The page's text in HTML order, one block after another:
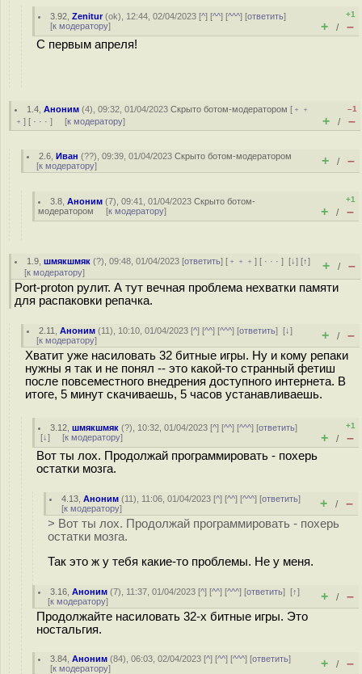
3.92 ,Zenitur(ok), 12:44, 02/04/2023 [^] [^^] [^^^] [ответить]
[к модератору]
+1
+ / –
С первым апреля!
1.4 ,Аноним (4), 09:32, 01/04/2023Скрыто ботом-модератором [ ﹢﹢
﹢ ] [ · · · ] [к модератору]
–1
+ / –
2.6 ,Иван (??), 09:39, 01/04/2023Скрыто ботом-модератором
[к модератору] + / –
3.8 ,Аноним (7), 09:41, 01/04/2023Скрыто ботом-
модератором [к модератору]
+1
+ / –
1.9 ,шмякшмяк (?), 09:48, 01/04/2023 [ответить] [ ﹢﹢﹢] [ · · ·][↓] [↑]
[к модератору] + / –
Port-proton рулит. А тут вечная проблема нехватки памяти
для распаковки репачка.
2.11 ,Аноним (11), 10:10, 01/04/2023 [^] [^^] [^^^] [ответить][↓]
[к модератору] + / –
Хватит уже насиловать 32 битные игры. Ну и кому репаки
нужны я так и не понял -- это какой-то странный фетиш
после повсеместного внедрения доступного интернета. В
итоге, 5 минут скачиваешь, 5 часов устанавливаешь.
3.12 ,шмякшмяк (?), 10:32, 01/04/2023 [^] [^^] [^^^] [ответить]
[↓] [к модератору]
+1
+ / –
Вот ты лох. Продолжай программировать - похерь
остатки мозга.
4.13 ,Аноним (11), 11:06, 01/04/2023 [^] [^^] [^^^] [ответить]
[к модератору] + / –
> Вот ты лох. Продолжай программировать - похерь
остатки мозга.
Так это ж у тебя какие-то проблемы. Не у меня.
3.16 ,Аноним (7), 11:37, 01/04/2023 [^] [^^] [^^^] [ответить][↑]
[к модератору] + / –
Продолжайте насиловать 32-х битные игры. Это
ностальгия.
3.84 ,Аноним (84), 06:03, 02/04/2023 [^] [^^] [^^^] [ответить]
[к модератору] + / –